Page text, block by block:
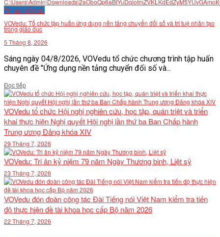
Tin tức VOVedu
VOVedu: Tổ chức tập huấn ứng dụng nền tảng chuyển đổi số và trí tuệ nhân tạo
trong giáo dục
5 Tháng 8, 2026
Sáng ngày 04/8/2026, VOVedu tổ chức chương trình tập huấn
chuyên đề "Ứng dụng nền tảng chuyển đổi số và...
Đọc tiếpDetails
VOVedu tổ chức Hội nghị nghiên cứu, học tập, quán triệt và triển
khai thực hiện Nghị quyết Hội nghị lần thứ ba Ban Chấp hành
Trung ương Đảng khóa XIV
29 Tháng 7, 2026
VOVedu: Tri ân kỷ niệm 79 năm Ngày Thương binh, Liệt sỹ
23 Tháng 7, 2026
VOVedu đón đoàn công tác Đài Tiếng nói Việt Nam kiểm tra tiến
độ thực hiện đề tài khoa học cấp Bộ năm 2026
22 Tháng 7, 2026